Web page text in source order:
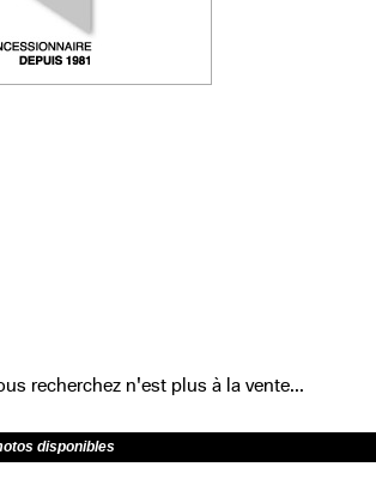
recherchez n'est plus à la vente...
disponibles